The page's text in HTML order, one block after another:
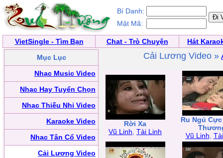
Bí Danh:
Mật Mã:
VietSingle - Tìm Bạn Chat - Trò Chuyện
Hát
Mục Lục
Nhạc Music Video
Nhạc Hay Tuyển Chọn
Nhạc Thiếu Nhi Video
Karaoke Video
Nhạc Tân Cổ Video
Cải Lương Video
Cải Lương Video »
Rời Xa
Vũ Linh Tài Linh
Ru Ngủ
Vũ Linh